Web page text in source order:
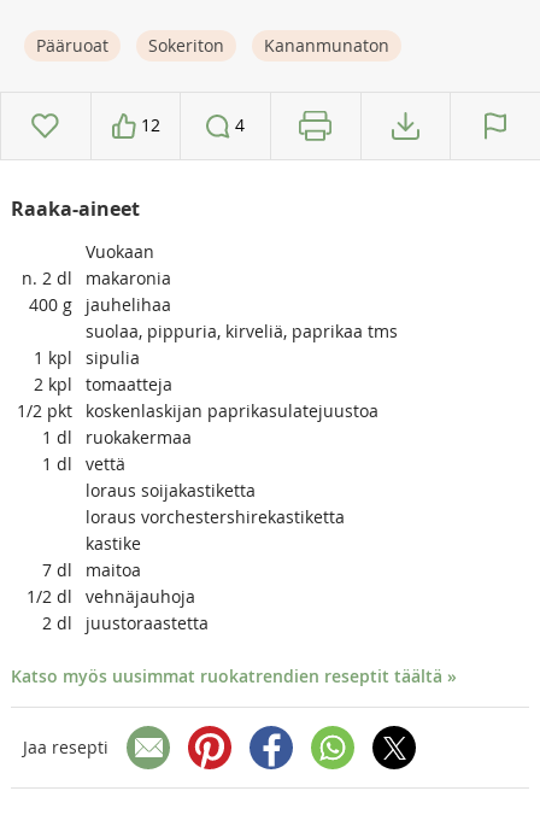
Pääruoat Sokeriton Kananmunaton
12 4
Raaka-aineet
Vuokaan
n. 2 dl
makaronia
400 g
jauhelihaa
suolaa, pippuria, kirveliä, paprikaa tms
1 kpl
sipulia
2 kpl
tomaatteja
1/2 pkt
koskenlaskijan paprikasulatejuustoa
1 dl
ruokakermaa
1 dl
vettä
loraus soijakastiketta
loraus vorchestershirekastiketta
kastike
7 dl
maitoa
1/2 dl
vehnäjauhoja
2 dl juustoraastetta
Katso myös uusimmat ruokatrendien reseptit täältä »
Jaa resepti